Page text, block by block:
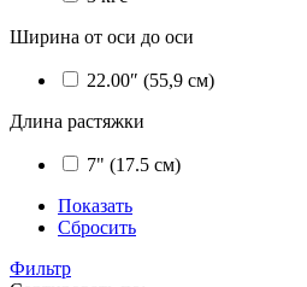
Ширина от оси до оси
22.00″ (55,9 см)
Длина растяжки
7" (17.5 см)
Показать
Сбросить
Фильтр